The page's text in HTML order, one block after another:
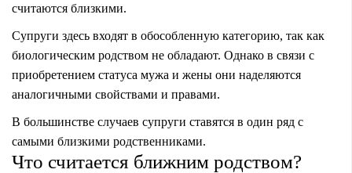
считаются близкими.
Супруги здесь входят в обособленную категорию, так как
биологическим родством не обладают. Однако в связи с
приобретением статуса мужа и жены они наделяются
аналогичными свойствами и правами.
В большинстве случаев супруги ставятся в один ряд с
самыми близкими родственниками.
Что считается ближним родством?